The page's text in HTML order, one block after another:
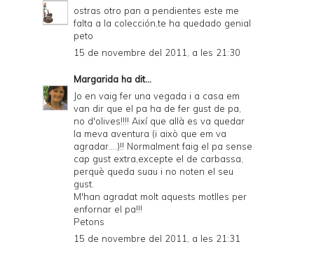
ostras otro pan a pendientes este me
falta a la colección,te ha quedado genial
peto
15 de novembre del 2011, a les 21:30
Margarida ha dit...
Jo en vaig fer una vegada i a casa em
van dir que el pa ha de fer gust de pa,
no d'olives!!!! Així que allà es va quedar
la meva aventura (i això que em va
agradar....)!! Normalment faig el pa sense
cap gust extra,excepte el de carbassa,
perquè queda suau i no noten el seu
gust.
M'han agradat molt aquests motlles per
enfornar el pa!!!
Petons
15 de novembre del 2011, a les 21:31